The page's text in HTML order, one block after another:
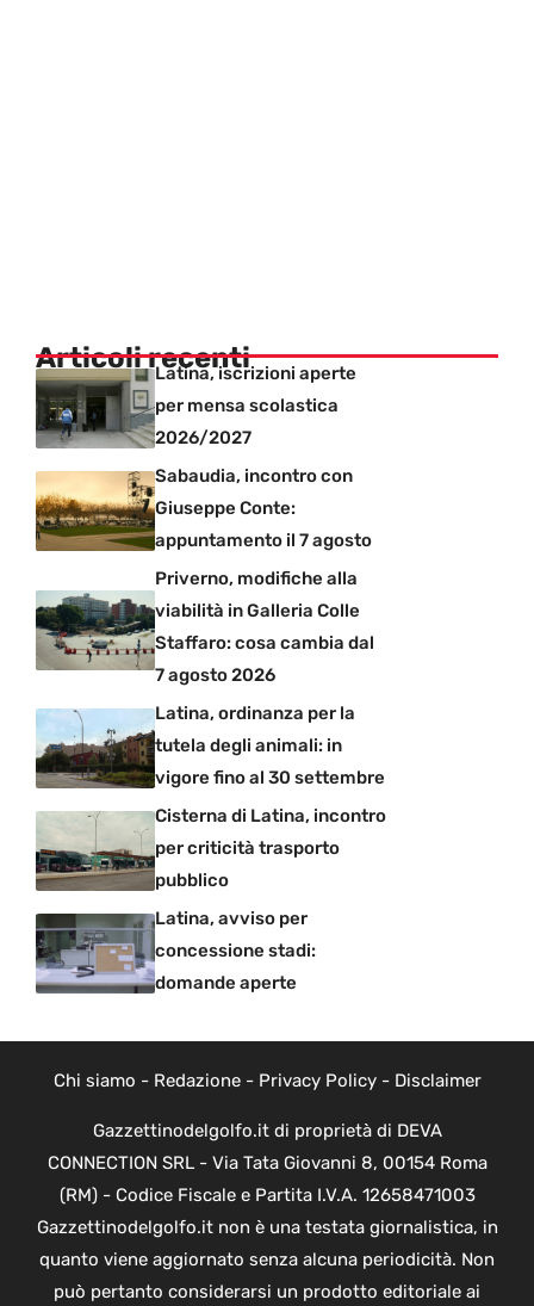
Articoli recentiLatina, iscrizioni aperte
per mensa scolastica
2026/2027
Sabaudia, incontro con
Giuseppe Conte:
appuntamento il 7 agosto
Priverno, modifiche alla
viabilità in Galleria Colle
Staffaro: cosa cambia dal
7 agosto 2026
Latina, ordinanza per la
tutela degli animali: in
vigore fino al 30 settembre
Cisterna di Latina, incontro
per criticità trasporto
pubblico
Latina, avviso per
concessione stadi:
domande aperte
Chi siamo - Redazione- Privacy Policy- Disclaimer
Gazzettinodelgolfo.it di proprietà di DEVA
CONNECTION SRL - Via Tata Giovanni 8, 00154 Roma
(RM) - Codice Fiscale e Partita I.V.A. 12658471003
Gazzettinodelgolfo.it non è una testata giornalistica, in
quanto viene aggiornato senza alcuna periodicità. Non
può pertanto considerarsi un prodotto editoriale ai